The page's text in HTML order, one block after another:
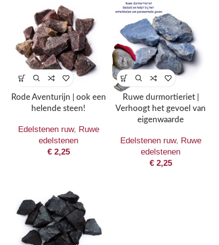
Rode Aventurijn | ook een
helende steen!
Edelstenen ruw, Ruwe
edelstenen
€2,25
Ruwe durmortieriet |
Verhoogt het gevoel van
eigenwaarde
Edelstenen ruw, Ruwe
edelstenen
€2,25